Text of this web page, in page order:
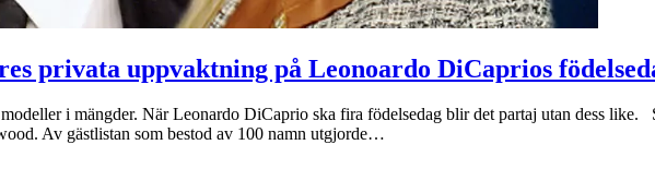
privata uppvaktning på Leonoardo DiCaprios
i mängder. När Leonardo DiCaprio ska fira födelsedag blir det partaj utan dess like.
Av gästlistan som bestod av 100 namn utgjorde…